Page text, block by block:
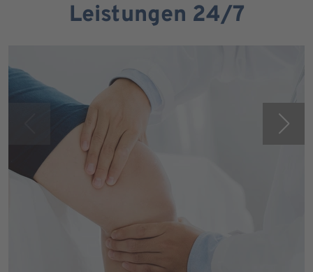
Leistungen 24/7